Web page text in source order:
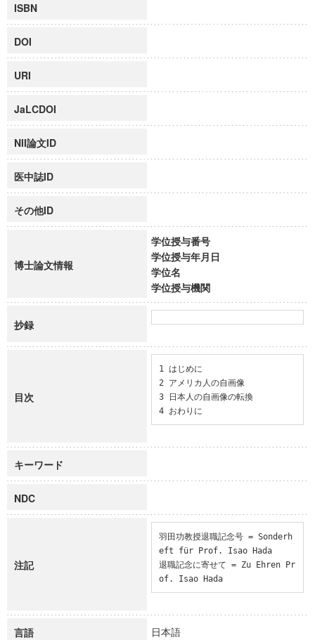
ISBN
DOI
URI
JaLCDOI
NII論文ID
医中誌ID
その他ID
博士論文情報
学位授与番号
学位授与年月日
学位名
学位授与機関
抄録
目次
1 はじめに
2 アメリカ人の自画像
3 日本人の自画像の転換
4 おわりに
キーワード
NDC
注記
羽田功教授退職記念号 = Sonderh
eft für Prof. Isao Hada
退職記念に寄せて = Zu Ehren Pr
of. Isao Hada
言語 日本語